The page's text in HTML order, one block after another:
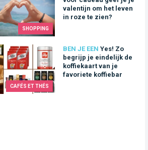
SHOPPING
valentijn om het leven
in roze te zien?
CAFÉS ET THÉS
BEN JE EEN Yes! Zo
begrijp je eindelijk de
koffiekaart van je
favoriete koffiebar
begrijp je eindelijk de koffiekaart van je